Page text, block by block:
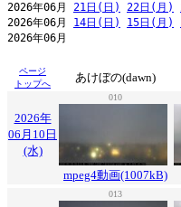
2026年06月 21日(日) 22日(月)
2026年06月 14日(日) 15日(月)
2026
ページ
トップへ
あけぼの(dawn)
010
2026年
06月10日
(水)
mpeg4動画(1007kB)
013